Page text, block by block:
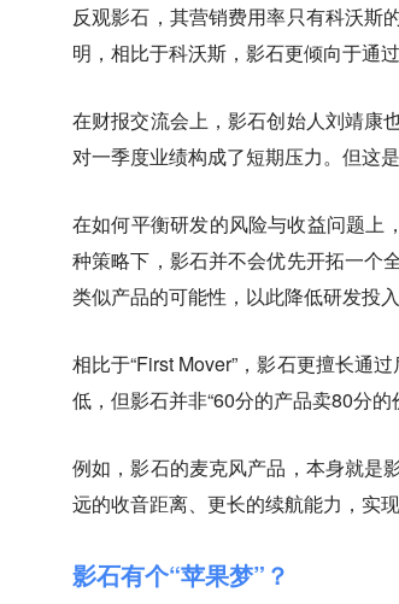
反观影石，其营销费用率只有科沃斯
明，相比于科沃斯，影石更倾向于通
在财报交流会上，影石创始人刘靖康
对一季度业绩构成了短期压力。但这
在如何平衡研发的风险与收益问题上
种策略下，影石并不会优先开拓一个
类似产品的可能性，以此降低研发投入
相比于“First Mover”，影石更擅长通
低，但影石并非“60分的产品卖80分的
例如，影石的麦克风产品，本身就是
远的收音距离、更长的续航能力，实
影石有个“苹果梦”？